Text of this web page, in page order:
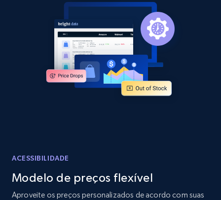
Amazon products global dataset
Title, Seller name, Brand, Description, Initial
price, Currency, Availability, Reviews count, and
2.1K+ 375+ Comece agora
Title, Seller name, Brand, Description, Initial
more.
ACESSIBILIDADE
Modelo de preços flexível
Aproveite os preços personalizados de acordo com suas